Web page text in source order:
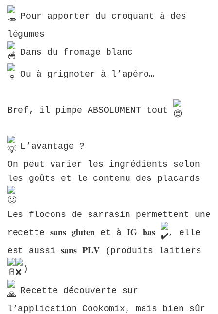
Pour apporter du croquant à des
légumes
Dans du fromage blanc
Ou à grignoter à l’apéro…
Bref, il pimpe ABSOLUMENT tout
L’avantage ?
On peut varier les ingrédients selon
les goûts et le contenu des placards
Les flocons de sarrasin permettent une
recette 𝐬𝐚𝐧𝐬 𝐠𝐥𝐮𝐭𝐞𝐧 et à 𝐈𝐆 𝐛𝐚𝐬
, elle
est aussi 𝐬𝐚𝐧𝐬 𝐏𝐋𝐕 (produits laitiers
)
Recette découverte sur
l’application Cookomix, mais bien sûr